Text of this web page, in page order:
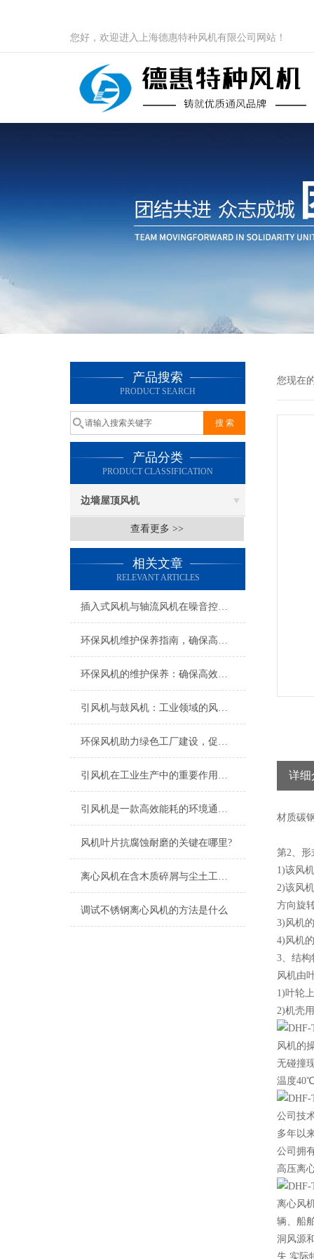
您好，欢迎进入上海德惠特种风机有限公司网站！
产品搜索
PRODUCT SEARCH
产品分类
PRODUCT CLASSIFICATION
边墙屋顶风机
查看更多 >>
相关文章
RELEVANT ARTICLES
插入式风机与轴流风机在噪音控制上有何差异？
环保风机维护保养指南，确保高效稳定运行
环保风机的维护保养：确保高效运行的关键
引风机与鼓风机：工业领域的风动双子星
环保风机助力绿色工厂建设，促进节能减排
引风机在工业生产中的重要作用及发展趋势
引风机是一款高效能耗的环境通风设备
风机叶片抗腐蚀耐磨的关键在哪里?
离心风机在含木质碎屑与尘土工况下的高效应用解析
调试不锈钢离心风机的方法是什么
您现在
详细
材质碳
第2、形
1)该风
2)该风
方向旋
3)风机
4)风机
3、结构
风机由
1)叶轮
2)机壳
风机的
无碰撞
温度
公司技
多年以
公司拥
高压离
离心风
辆、船
洞风源
失,实际